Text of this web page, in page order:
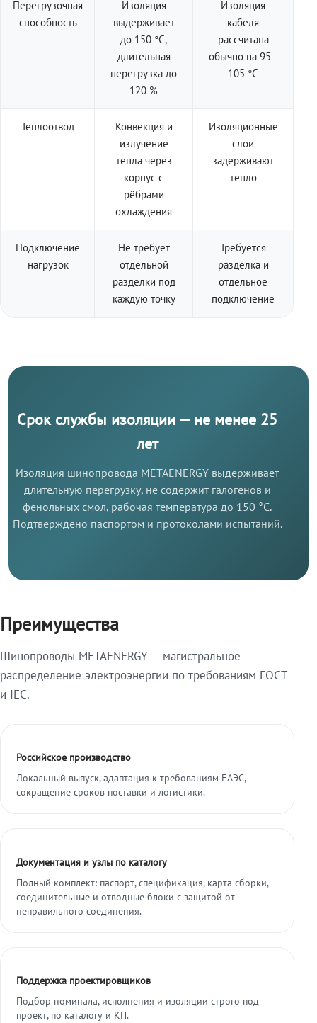
Перегрузочная
способность
Изоляция
выдерживает
до 150 °C,
длительная
перегрузка до
120 %
Изоляция
кабеля
рассчитана
обычно на 95–
105 °C
Теплоотвод
Конвекция и
излучение
тепла через
корпус с
рёбрами
охлаждения
Изоляционные
слои
задерживают
тепло
Подключение
нагрузок
Не требует
отдельной
разделки под
каждую точку
Требуется
разделка и
отдельное
подключение
Срок службы изоляции — не менее 25
лет
Изоляция шинопровода METAENERGY выдерживает
длительную перегрузку, не содержит галогенов и
фенольных смол, рабочая температура до 150 °C.
Подтверждено паспортом и протоколами испытаний.
Преимущества
Шинопроводы METAENERGY — магистральное
распределение электроэнергии по требованиям ГОСТ
и IEC.
Российское производство
Локальный выпуск, адаптация к требованиям ЕАЭС,
сокращение сроков поставки и логистики.
Документация и узлы по каталогу
Полный комплект: паспорт, спецификация, карта сборки,
соединительные и отводные блоки с защитой от
неправильного соединения.
Поддержка проектировщиков
Подбор номинала, исполнения и изоляции строго под
проект, по каталогу и КП.